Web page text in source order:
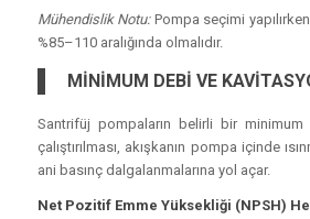
Mühendislik Notu:Pompa seçimi yapılırken
%85–110 aralığında olmalıdır.
MİNİMUM DEBİ VE
Santrifüj pompaların belirli bir minimum
çalıştırılması, akışkanın pompa içinde
ani basınç dalgalanmalarına yol açar.
Net Pozitif Emme Yüksekliği (NPSH)